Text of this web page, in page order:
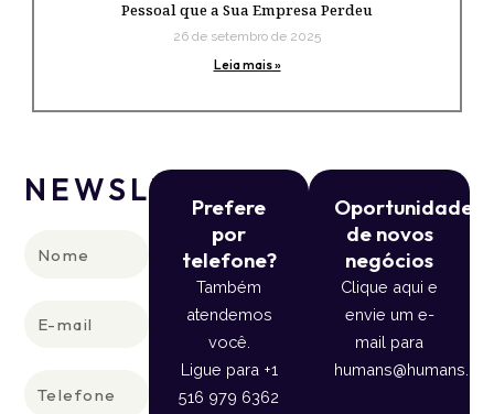
Pessoal que a Sua Empresa Perdeu
26 de setembro de 2025
Leia mais »
NEWSLETTER
Prefere
por
telefone?
Também
atendemos
você.
Ligue para +1
516 979 6362
Oportunidade
de novos
negócios
Clique aqui e
envie um e-
mail para